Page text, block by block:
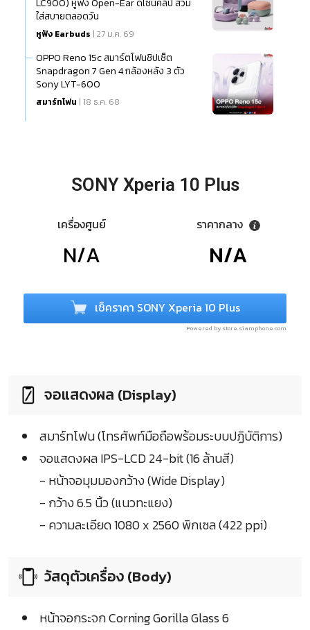
LC900) หูฟัง Open-Ear ดีไซน์คลิป สวม
ใส่สบายตลอดวัน
หูฟัง Earbuds | 27 ม.ค. 69
OPPO Reno 15c สมาร์ตโฟนชิปเซ็ต
Snapdragon 7 Gen 4 กล้องหลัง 3 ตัว
Sony LYT-600
สมาร์ทโฟน | 18 ธ.ค. 68
SONY Xperia 10 Plus
เครื่องศูนย์
N/A
ราคากลาง
N/A
เช็คราคา SONY Xperia 10 Plus
Powered by store.siamphone.com
จอแสดงผล (Display)
สมาร์ทโฟน (โทรศัพท์มือถือพร้อมระบบปฏิบัติการ)
จอแสดงผล IPS-LCD 24-bit (16 ล้านสี)
- หน้าจอมุมมองกว้าง (Wide Display)
- กว้าง 6.5 นิ้ว (แนวทะแยง)
- ความละเอียด 1080 x 2560 พิกเซล (422 ppi)
วัสดุตัวเครื่อง (Body)
หน้าจอกระจก Corning Gorilla Glass 6